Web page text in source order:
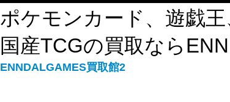
ポケモンカード、遊戯
国産TCGの買取なら
ENNDALGAMES買取館2